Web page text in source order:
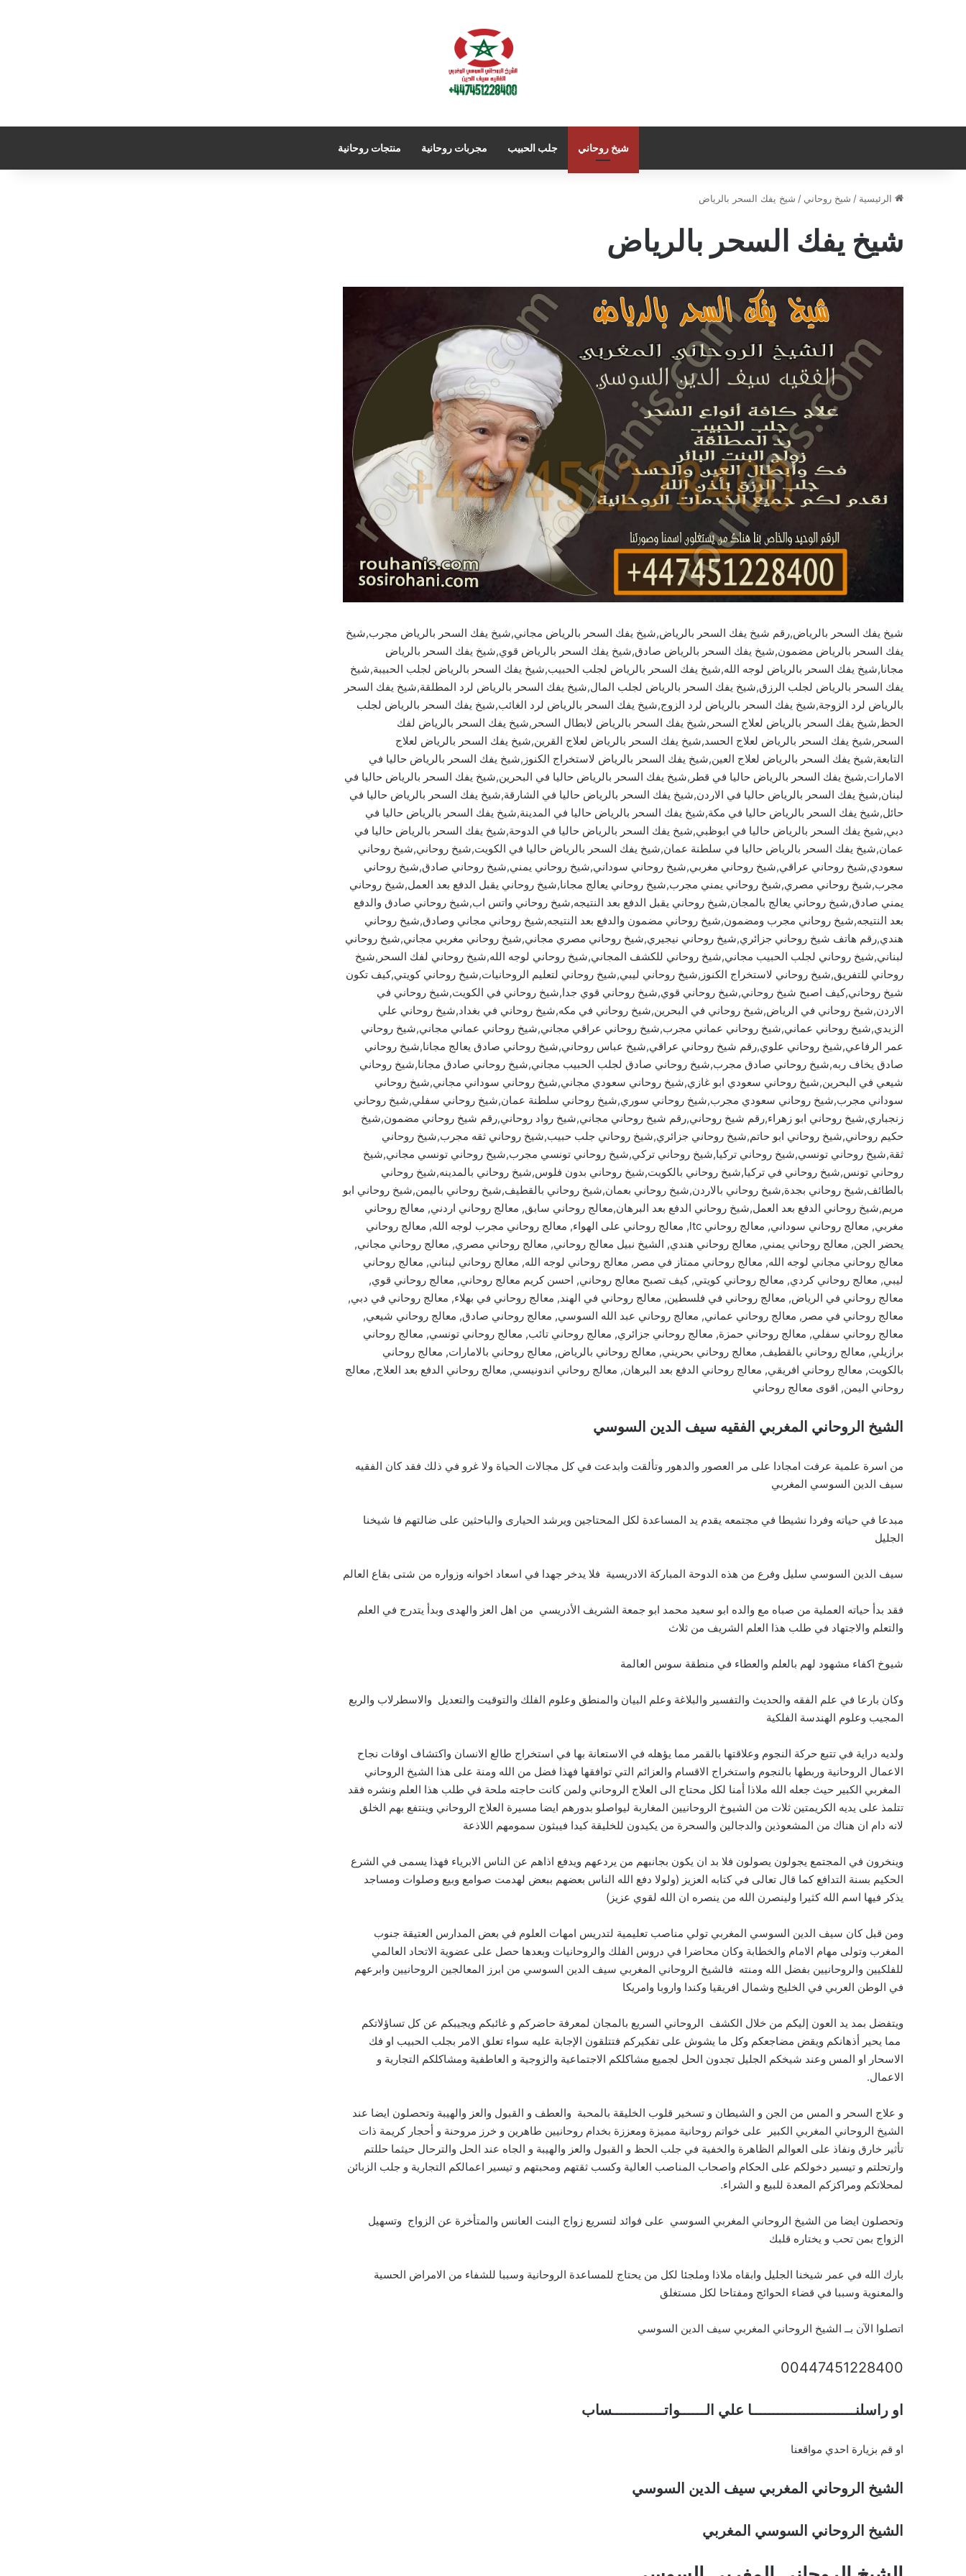
شيخ روحاني جلب الحبيب مجربات روحانية منتجات روحانية
الرئيسية / شيخ روحاني / شيخ يفك السحر بالرياض
شيخ يفك السحر بالرياض
شيخ يفك السحر بالرياض,رقم شيخ يفك السحر بالرياض,شيخ يفك السحر بالرياض مجاني,شيخ يفك السحر بالرياض مجرب,شيخ
يفك السحر بالرياض مضمون,شيخ يفك السحر بالرياض صادق,شيخ يفك السحر بالرياض قوي,شيخ يفك السحر بالرياض
مجانا,شيخ يفك السحر بالرياض لوجه الله,شيخ يفك السحر بالرياض لجلب الحبيب,شيخ يفك السحر بالرياض لجلب الحبيبة,شيخ
يفك السحر بالرياض لجلب الرزق,شيخ يفك السحر بالرياض لجلب المال,شيخ يفك السحر بالرياض لرد المطلقة,شيخ يفك السحر
بالرياض لرد الزوجة,شيخ يفك السحر بالرياض لرد الزوج,شيخ يفك السحر بالرياض لرد الغائب,شيخ يفك السحر بالرياض لجلب
الحظ,شيخ يفك السحر بالرياض لعلاج السحر,شيخ يفك السحر بالرياض لابطال السحر,شيخ يفك السحر بالرياض لفك
السحر,شيخ يفك السحر بالرياض لعلاج الحسد,شيخ يفك السحر بالرياض لعلاج القرين,شيخ يفك السحر بالرياض لعلاج
التابعة,شيخ يفك السحر بالرياض لعلاج العين,شيخ يفك السحر بالرياض لاستخراج الكنوز,شيخ يفك السحر بالرياض حاليا في
الامارات,شيخ يفك السحر بالرياض حاليا في قطر,شيخ يفك السحر بالرياض حاليا في البحرين,شيخ يفك السحر بالرياض حاليا في
لبنان,شيخ يفك السحر بالرياض حاليا في الاردن,شيخ يفك السحر بالرياض حاليا في الشارقة,شيخ يفك السحر بالرياض حاليا في
حائل,شيخ يفك السحر بالرياض حاليا في مكة,شيخ يفك السحر بالرياض حاليا في المدينة,شيخ يفك السحر بالرياض حاليا في
دبي,شيخ يفك السحر بالرياض حاليا في ابوظبي,شيخ يفك السحر بالرياض حاليا في الدوحة,شيخ يفك السحر بالرياض حاليا في
عمان,شيخ يفك السحر بالرياض حاليا في سلطنة عمان,شيخ يفك السحر بالرياض حاليا في الكويت,شيخ روحاني,شيخ روحاني
سعودي,شيخ روحاني عراقي,شيخ روحاني مغربي,شيخ روحاني سوداني,شيخ روحاني يمني,شيخ روحاني صادق,شيخ روحاني
مجرب,شيخ روحاني مصري,شيخ روحاني يمني مجرب,شيخ روحاني يعالج مجانا,شيخ روحاني يقبل الدفع بعد العمل,شيخ روحاني
يمني صادق,شيخ روحاني يعالج بالمجان,شيخ روحاني يقبل الدفع بعد النتيجه,شيخ روحاني واتس اب,شيخ روحاني صادق والدفع
بعد النتيجه,شيخ روحاني مجرب ومضمون,شيخ روحاني مضمون والدفع بعد النتيجه,شيخ روحاني مجاني وصادق,شيخ روحاني
هندي,رقم هاتف شيخ روحاني جزائري,شيخ روحاني نيجيري,شيخ روحاني مصري مجاني,شيخ روحاني مغربي مجاني,شيخ روحاني
لبناني,شيخ روحاني لجلب الحبيب مجاني,شيخ روحاني للكشف المجاني,شيخ روحاني لوجه الله,شيخ روحاني لفك السحر,شيخ
روحاني للتفريق,شيخ روحاني لاستخراج الكنوز,شيخ روحاني ليبي,شيخ روحاني لتعليم الروحانيات,شيخ روحاني كويتي,كيف تكون
شيخ روحاني,كيف اصبح شيخ روحاني,شيخ روحاني قوي,شيخ روحاني قوي جدا,شيخ روحاني في الكويت,شيخ روحاني في
الاردن,شيخ روحاني في الرياض,شيخ روحاني في البحرين,شيخ روحاني في مكه,شيخ روحاني في بغداد,شيخ روحاني علي
الزيدي,شيخ روحاني عماني,شيخ روحاني عماني مجرب,شيخ روحاني عراقي مجاني,شيخ روحاني عماني مجاني,شيخ روحاني
عمر الرفاعي,شيخ روحاني علوي,رقم شيخ روحاني عراقي,شيخ عباس روحاني,شيخ روحاني صادق يعالج مجانا,شيخ روحاني
صادق يخاف ربه,شيخ روحاني صادق مجرب,شيخ روحاني صادق لجلب الحبيب مجاني,شيخ روحاني صادق مجانا,شيخ روحاني
شيعي في البحرين,شيخ روحاني سعودي ابو غازي,شيخ روحاني سعودي مجاني,شيخ روحاني سوداني مجاني,شيخ روحاني
سوداني مجرب,شيخ روحاني سعودي مجرب,شيخ روحاني سوري,شيخ روحاني سلطنة عمان,شيخ روحاني سفلي,شيخ روحاني
زنجباري,شيخ روحاني ابو زهراء,رقم شيخ روحاني,رقم شيخ روحاني مجاني,شيخ رواد روحاني,رقم شيخ روحاني مضمون,شيخ
حكيم روحاني,شيخ روحاني ابو حاتم,شيخ روحاني جزائري,شيخ روحاني جلب حبيب,شيخ روحاني ثقه مجرب,شيخ روحاني
ثقة,شيخ روحاني تونسي,شيخ روحاني تركيا,شيخ روحاني تركي,شيخ روحاني تونسي مجرب,شيخ روحاني تونسي مجاني,شيخ
روحاني تونس,شيخ روحاني في تركيا,شيخ روحاني بالكويت,شيخ روحاني بدون فلوس,شيخ روحاني بالمدينه,شيخ روحاني
بالطائف,شيخ روحاني بجدة,شيخ روحاني بالاردن,شيخ روحاني بعمان,شيخ روحاني بالقطيف,شيخ روحاني باليمن,شيخ روحاني ابو
مريم,شيخ روحاني الدفع بعد العمل,شيخ روحاني الدفع بعد البرهان,معالج روحاني سابق, معالج روحاني اردني, معالج روحاني
مغربي, معالج روحاني سوداني, معالج روحاني ltc, معالج روحاني على الهواء, معالج روحاني مجرب لوجه الله, معالج روحاني
يحضر الجن, معالج روحاني يمني, معالج روحاني هندي, الشيخ نبيل معالج روحاني, معالج روحاني مصري, معالج روحاني مجاني,
معالج روحاني مجاني لوجه الله, معالج روحاني ممتاز في مصر, معالج روحاني لوجه الله, معالج روحاني لبناني, معالج روحاني
ليبي, معالج روحاني كردي, معالج روحاني كويتي, كيف تصبح معالج روحاني, احسن كريم معالج روحاني, معالج روحاني قوي,
معالج روحاني في الرياض, معالج روحاني في فلسطين, معالج روحاني في الهند, معالج روحاني في بهلاء, معالج روحاني في دبي,
معالج روحاني في مصر, معالج روحاني عماني, معالج روحاني عبد الله السوسي, معالج روحاني صادق, معالج روحاني شيعي,
معالج روحاني سفلي, معالج روحاني حمزة, معالج روحاني جزائري, معالج روحاني تائب, معالج روحاني تونسي, معالج روحاني
برازيلي, معالج روحاني بالقطيف, معالج روحاني بحريني, معالج روحاني بالرياض, معالج روحاني بالامارات, معالج روحاني
بالكويت, معالج روحاني افريقي, معالج روحاني الدفع بعد البرهان, معالج روحاني اندونيسي, معالج روحاني الدفع بعد العلاج, معالج
روحاني اليمن, اقوى معالج روحاني
الشيخ الروحاني المغربي الفقيه سيف الدين السوسي
من اسرة علمية عرفت امجادا على مر العصور والدهور وتألقت وابدعت في كل مجالات الحياة ولا غرو في ذلك فقد كان الفقيه
سيف الدين السوسي المغربي
مبدعا في حياته وفردا نشيطا في مجتمعه يقدم يد المساعدة لكل المحتاجين ويرشد الحيارى والباحثين على ضالتهم فا شيخنا
الجليل
سيف الدين السوسي سليل وفرع من هذه الدوحة المباركة الادريسية فلا يدخر جهدا في اسعاد اخوانه وزواره من شتى بقاع العالم
فقد بدأ حياته العملية من صباه مع والده ابو سعيد محمد ابو جمعة الشريف الأدريسي من اهل العز والهدى وبدأ يتدرج في العلم
والتعلم والاجتهاد في طلب هذا العلم الشريف من ثلاث
شيوخ اكفاء مشهود لهم بالعلم والعطاء في منطقة سوس العالمة
وكان بارعا في علم الفقه والحديث والتفسير والبلاغة وعلم البيان والمنطق وعلوم الفلك والتوقيت والتعديل والاسطرلاب والربع
المجيب وعلوم الهندسة الفلكية
ولديه دراية في تتبع حركة النجوم وعلاقتها بالقمر مما يؤهله في الاستعانة بها في استخراج طالع الانسان واكتشاف اوقات نجاح
الاعمال الروحانية وربطها بالنجوم واستخراج الاقسام والعزائم التي توافقها فهذا فضل من الله ومنة على هذا الشيخ الروحاني
المغربي الكبير حيث جعله الله ملاذا أمنا لكل محتاج الى العلاج الروحاني ولمن كانت حاجته ملحة في طلب هذا العلم ونشره فقد
تتلمذ على يديه الكريمتين ثلات من الشيوخ الروحانيين المغاربة ليواصلو بدورهم ايضا مسيرة العلاج الروحاني وينتفع بهم الخلق
لانه دام ان هناك من المشعوذين والدجالين والسحرة من يكيدون للخليقة كيدا فيبثون سمومهم اللاذعة
وينخرون في المجتمع يجولون يصولون فلا بد ان يكون بجانبهم من يردعهم ويدفع اذاهم عن الناس الابرياء فهذا يسمى في الشرع
الحكيم بسنة التدافع كما قال تعالى في كتابه العزيز (ولولا دفع الله الناس بعضهم ببعض لهدمت صوامع وبيع وصلوات ومساجد
يذكر فيها اسم الله كثيرا ولينصرن الله من ينصره ان الله لقوي عزيز)
ومن قبل كان سيف الدين السوسي المغربي تولي مناصب تعليمية لتدريس امهات العلوم في بعض المدارس العتيقة جنوب
المغرب وتولى مهام الامام والخطابة وكان محاضرا في دروس الفلك والروحانيات وبعدها حصل على عضوية الاتحاد العالمي
للفلكيين والروحانيين بفضل الله ومنته فالشيخ الروحاني المغربي سيف الدين السوسي من ابرز المعالجين الروحانيين وابرعهم
في الوطن العربي في الخليج وشمال افريقيا وكندا واروبا وامريكا
ويتفضل بمد يد العون إليكم من خلال الكشف الروحاني السريع بالمجان لمعرفة حاضركم و غائبكم ويجيبكم عن كل تساؤلاتكم
مما يحير أذهانكم ويقض مضاجعكم وكل ما يشوش على تفكيركم فتتلقون الإجابة عليه سواء تعلق الامر بجلب الحبيب او فك
الاسحار او المس وعند شيخكم الجليل تجدون الحل لجميع مشاكلكم الاجتماعية والزوجية و العاطفية ومشاكلكم التجارية و
الاعمال.
و علاج السحر و المس من الجن و الشيطان و تسخير قلوب الخليقة بالمحبة والعطف و القبول والعز والهيبة وتحصلون ايضا عند
الشيخ الروحاني المغربي الكبير على خواتم روحانية مميزة ومعززة بخدام روحانيين طاهرين و خرز مروحنة و أحجار كريمة ذات
تأثير خارق ونفاذ على العوالم الظاهرة والخفية في جلب الحظ و القبول والعز والهيبة و الجاه عند الحل والترحال حيثما حللتم
وارتحلتم و تيسير دخولكم على الحكام واصحاب المناصب العالية وكسب ثقتهم ومحبتهم و تيسير اعمالكم التجارية و جلب الزبائن
لمحلاتكم ومراكزكم المعدة للبيع و الشراء.
وتحصلون ايضا من الشيخ الروحاني المغربي السوسي على فوائد لتسريع زواج البنت العانس والمتأخرة عن الزواج وتسهيل
الزواج بمن تحب و يختاره قلبك
بارك الله في عمر شيخنا الجليل وابقاه ملاذا وملجئا لكل من يحتاج للمساعدة الروحانية وسببا للشفاء من الامراض الحسية
والمعنوية وسببا في قضاء الحوائج ومفتاحا لكل مستغلق
اتصلوا الآن بــ الشيخ الروحاني المغربي سيف الدين السوسي
00447451228400
او راسلنــــــــــــــــــــــــا علي الــــــواتــــــــــــساب
او قم بزيارة احدي مواقعنا
الشيخ الروحاني المغربي سيف الدين السوسي
الشيخ الروحاني السوسي المغربي